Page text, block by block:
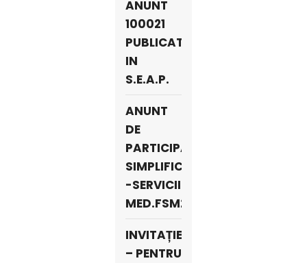
ANUNT
100021
PUBLICAT
IN
S.E.A.P.
ANUNT
DE
PARTICIPARE
SIMPLIFICAT
-SERVICII
MED.FSM2017
INVITAȚIE
– PENTRU